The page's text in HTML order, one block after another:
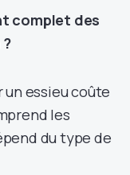
complet des
essieu coûte
les
du type de